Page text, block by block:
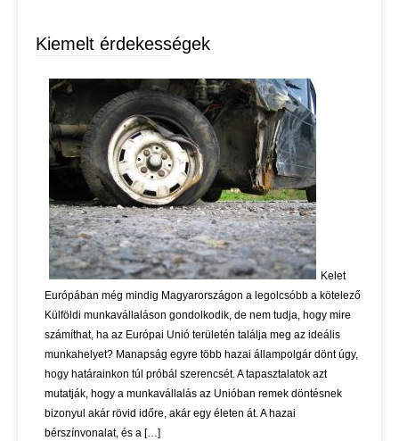
Kiemelt érdekességek
Kelet
Európában még mindig Magyarországon a legolcsóbb a kötelező
Külföldi munkavállaláson gondolkodik, de nem tudja, hogy mire
számíthat, ha az Európai Unió területén találja meg az ideális
munkahelyet? Manapság egyre több hazai állampolgár dönt úgy,
hogy határainkon túl próbál szerencsét. A tapasztalatok azt
mutatják, hogy a munkavállalás az Unióban remek döntésnek
bizonyul akár rövid időre, akár egy életen át. A hazai
bérszínvonalat, és a […]